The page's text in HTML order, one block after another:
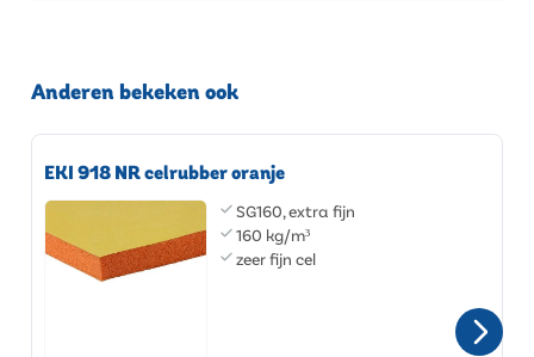
Anderen bekeken ook
EKI 918 NR celrubber oranje
SG160, extra fijn
160 kg/m³
zeer fijn cel